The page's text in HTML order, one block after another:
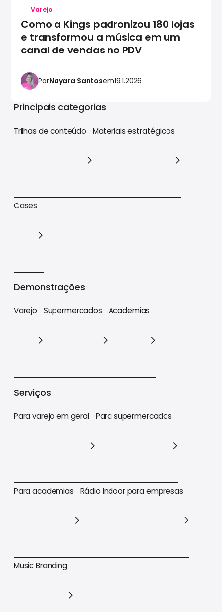
Varejo
Como a Kings padronizou 180 lojas
e transformou a música em um
canal de vendas no PDV
PorNayara Santosem19.1.2026
Principais categorias
Trilhas de conteúdo
Trilhas de conteúdo
Materiais estratégicos
Cases
Demonstrações
Varejo Supermercados Academias
Serviços
Para varejo em geral
Para varejo em geral
Para supermercados
Para supermercados
Para academias
Para academias
Rádio Indoor para empresas
Music Branding